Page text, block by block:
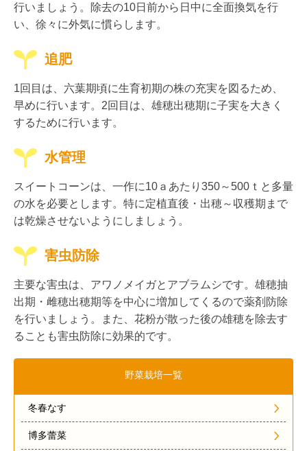
行いましょう。除去の10日前から日中に全面換気を行
い、徐々に外気に慣らします。
追肥
1回目は、六葉期頃に生育初期の株の充実を図るため、
早めに行います。2回目は、雄穂出穂期に子実を大きく
するために行います。
水管理
スイートコーンは、一作に10ａあたり350～500ｔと多量
の水を必要とします。特に定植直後・出穂～収穫期まで
は乾燥させないようにしましょう。
害虫防除
主要な害虫は、アワノメイガとアブラムシです。雄穂抽
出期・雌穂出穂期等を中心に増加してくるので薬剤防除
を行いましょう。また、花粉が散った後の雄穂を除去す
ることも害虫防除に効果的です。
野菜栽培一覧
冬春なす
博多蕾菜